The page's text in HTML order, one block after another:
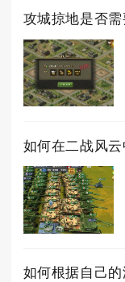
攻城掠地是否
如何在二战风